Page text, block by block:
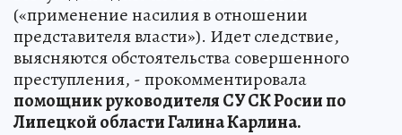
(«применение насилия в отношении
представителя власти»). Идет следствие,
выясняются обстоятельства совершенного
преступления, - прокомментировала
помощник руководителя СУ СК Росии по
Липецкой области Галина Карлина.